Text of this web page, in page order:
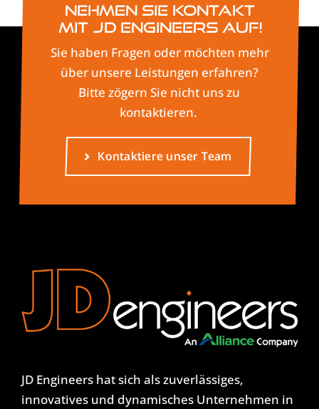
Nehmen Sie Kontakt
mit JD Engineers auf!
Sie haben Fragen oder möchten mehr
über unsere Leistungen erfahren?
Bitte zögern Sie nicht uns zu
kontaktieren.
Kontaktiere unser Team
JD Engineers hat sich als zuverlässiges,
innovatives und dynamisches Unternehmen in